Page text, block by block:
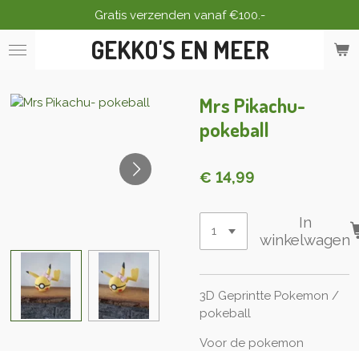
direct
naar
GEKKO'S EN MEER
Gratis verzenden vanaf €100.-
Mrs Pikachu-
pokeball
€ 14,99
In
winkelwagen
3D Geprintte Pokemon /
pokeball
Voor de pokemon